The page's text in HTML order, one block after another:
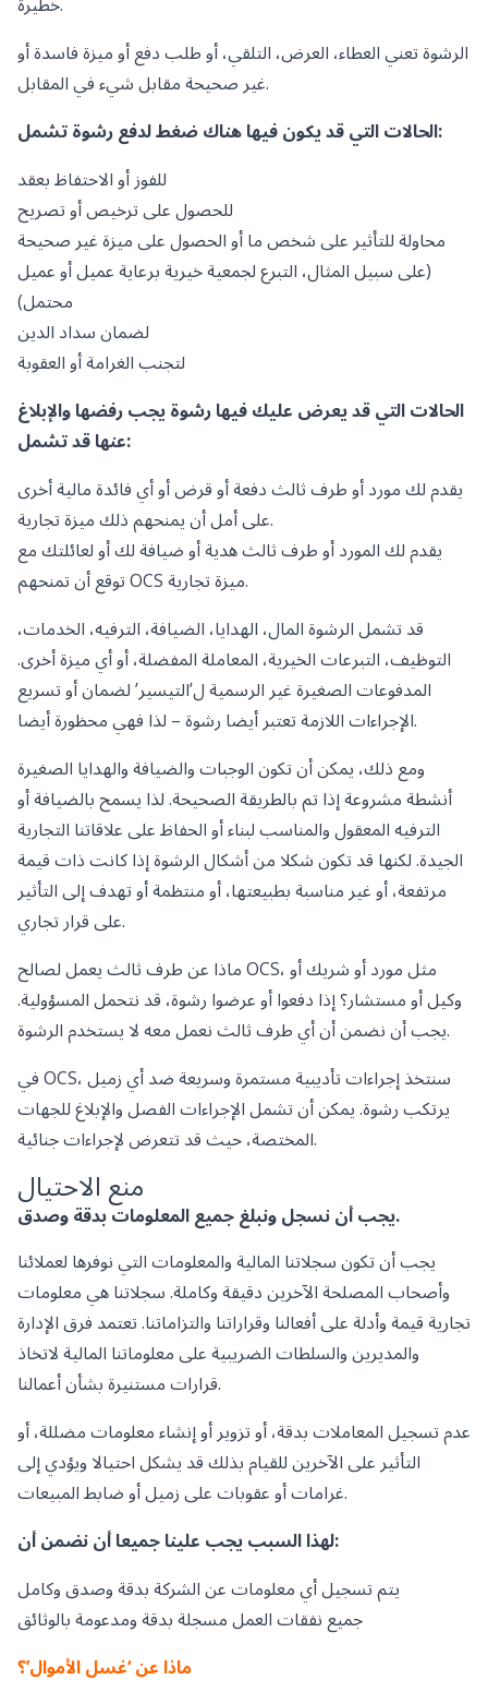
الرشوة تعني العطاء، العرض، التلقي، أو طلب دفع أو ميزة فاسدة أو
غير صحيحة مقابل شيء في المقابل.
الحالات التي قد يكون فيها هناك ضغط لدفع رشوة تشمل:
للفوز أو الاحتفاظ بعقد
للحصول على ترخيص أو تصريح
محاولة للتأثير على شخص ما أو الحصول على ميزة غير صحيحة
(على سبيل المثال، التبرع لجمعية خيرية برعاية عميل أو عميل
محتمل)
لضمان سداد الدين
لتجنب الغرامة أو العقوبة
الحالات التي قد يعرض عليك فيها رشوة يجب رفضها والإبلاغ
عنها قد تشمل:
يقدم لك مورد أو طرف ثالث دفعة أو قرض أو أي فائدة مالية أخرى
على أمل أن يمنحهم ذلك ميزة تجارية.
يقدم لك المورد أو طرف ثالث هدية أو ضيافة لك أو لعائلتك مع
توقع أن تمنحهم OCS ميزة تجارية.
قد تشمل الرشوة المال، الهدايا، الضيافة، الترفيه، الخدمات،
التوظيف، التبرعات الخيرية، المعاملة المفضلة، أو أي ميزة أخرى.
المدفوعات الصغيرة غير الرسمية ل’التيسير’ لضمان أو تسريع
الإجراءات اللازمة تعتبر أيضا رشوة – لذا فهي محظورة أيضا.
ومع ذلك، يمكن أن تكون الوجبات والضيافة والهدايا الصغيرة
أنشطة مشروعة إذا تم بالطريقة الصحيحة. لذا يسمح بالضيافة أو
الترفيه المعقول والمناسب لبناء أو الحفاظ على علاقاتنا التجارية
الجيدة. لكنها قد تكون شكلا من أشكال الرشوة إذا كانت ذات قيمة
مرتفعة، أو غير مناسبة بطبيعتها، أو منتظمة أو تهدف إلى التأثير
على قرار تجاري.
ماذا عن طرف ثالث يعمل لصالح OCS، مثل مورد أو شريك أو
وكيل أو مستشار؟ إذا دفعوا أو عرضوا رشوة، قد نتحمل المسؤولية.
يجب أن نضمن أن أي طرف ثالث نعمل معه لا يستخدم الرشوة.
في OCS، سنتخذ إجراءات تأديبية مستمرة وسريعة ضد أي زميل
يرتكب رشوة. يمكن أن تشمل الإجراءات الفصل والإبلاغ للجهات
المختصة، حيث قد تتعرض لإجراءات جنائية.
منع الاحتيال
يجب أن نسجل ونبلغ جميع المعلومات بدقة وصدق.
يجب أن تكون سجلاتنا المالية والمعلومات التي نوفرها لعملائنا
وأصحاب المصلحة الآخرين دقيقة وكاملة. سجلاتنا هي معلومات
تجارية قيمة وأدلة على أفعالنا وقراراتنا والتزاماتنا. تعتمد فرق الإدارة
والمديرين والسلطات الضريبية على معلوماتنا المالية لاتخاذ
قرارات مستنيرة بشأن أعمالنا.
عدم تسجيل المعاملات بدقة، أو تزوير أو إنشاء معلومات مضللة، أو
التأثير على الآخرين للقيام بذلك قد يشكل احتيالا ويؤدي إلى
غرامات أو عقوبات على زميل أو ضابط المبيعات.
لهذا السبب يجب علينا جميعا أن نضمن أن:
يتم تسجيل أي معلومات عن الشركة بدقة وصدق وكامل
جميع نفقات العمل مسجلة بدقة ومدعومة بالوثائق
ماذا عن ‘غسل الأموال’؟